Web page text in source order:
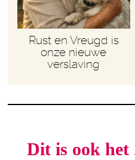
Rust en Vreugd is
onze nieuwe
verslaving
Dit is ook